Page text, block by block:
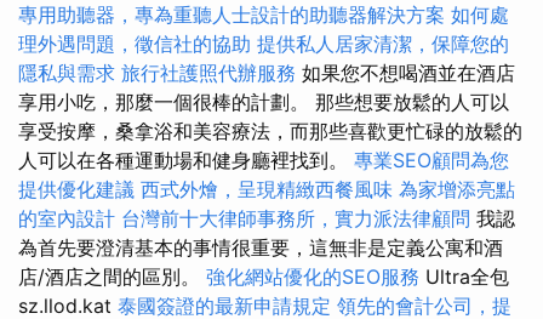
專用助聽器，專為重聽人士設計的助聽器解決方案 如何處
理外遇問題，徵信社的協助 提供私人居家清潔，保障您的
隱私與需求 旅行社護照代辦服務 如果您不想喝酒並在酒店
享用小吃，那麼一個很棒的計劃。 那些想要放鬆的人可以
享受按摩，桑拿浴和美容療法，而那些喜歡更忙碌的放鬆的
人可以在各種運動場和健身廳裡找到。 專業SEO顧問為您
提供優化建議 西式外燴，呈現精緻西餐風味 為家增添亮點
的室內設計 台灣前十大律師事務所，實力派法律顧問 我認
為首先要澄清基本的事情很重要，這無非是定義公寓和酒
店/酒店之間的區別。 強化網站優化的SEO服務 Ultra全包
sz.llod.kat 泰國簽證的最新申請規定 領先的會計公司，提